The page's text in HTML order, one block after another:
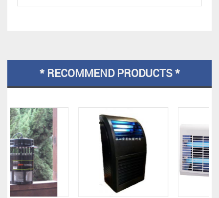
* RECOMMEND PRODUCTS *